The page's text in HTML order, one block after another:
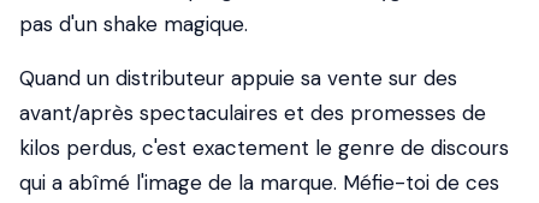
pas d'un shake magique.
Quand un distributeur appuie sa vente sur des
avant/après spectaculaires et des promesses de
kilos perdus, c'est exactement le genre de discours
qui a abîmé l'image de la marque. Méfie-toi de ces